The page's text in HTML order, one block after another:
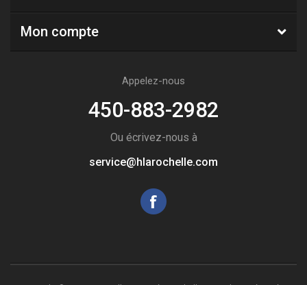
Mon compte
Appelez-nous
450-883-2982
Ou écrivez-nous à
service@hlarochelle.com